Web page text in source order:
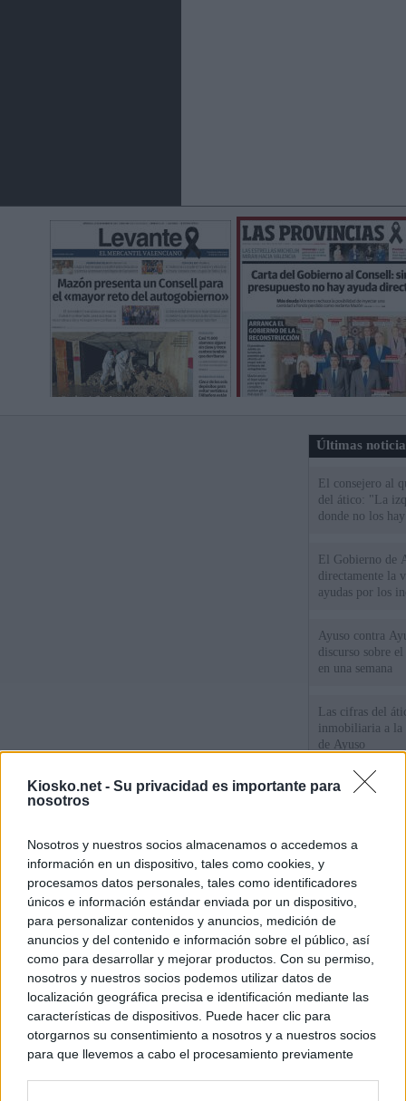
Kiosko.net - Su privacidad es importante para
nosotros
Nosotros y nuestros socios almacenamos o accedemos a
información en un dispositivo, tales como cookies, y
procesamos datos personales, tales como identificadores
únicos e información estándar enviada por un dispositivo,
para personalizar contenidos y anuncios, medición de
anuncios y del contenido e información sobre el público, así
como para desarrollar y mejorar productos. Con su permiso,
nosotros y nuestros socios podemos utilizar datos de
localización geográfica precisa e identificación mediante las
características de dispositivos. Puede hacer clic para
otorgarnos su consentimiento a nosotros y a nuestros socios
para que llevemos a cabo el procesamiento previamente
Últimas
El consejero al
del ático: "La
donde no los
El Gobierno de
directamente la
ayudas por los
Ayuso contra
discurso sobre
en una semana
Las cifras del
inmobiliaria a la
de Ayuso
La empresa
Ayuso reina en
© Kiosko.net Aviso Legal Privacidad y Cookies